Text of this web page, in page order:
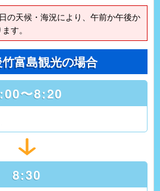
の天候・海況により、午前か午後か
す。
富島観光の場合
〜8:20
8:30